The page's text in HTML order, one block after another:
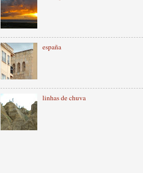
españa
linhas de chuva